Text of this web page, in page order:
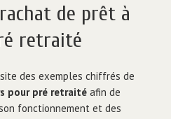
de prêt à
retraité
des exemples chiffrés de
pour pré retraité afin de
fonctionnement et des